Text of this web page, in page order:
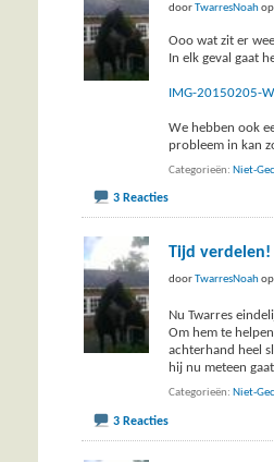
doorTwarresNoah
Ooo wat zit er
In elk geval gaat
IMG-20150205-
We hebben ook
probleem in kan
Categorieën Niet-
3 Reacties
Tijd verdelen!
doorTwarresNoah
Nu Twarres
Om hem te
achterhand heel
hij nu meteen
Categorieën Niet-
3 Reacties